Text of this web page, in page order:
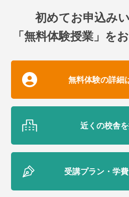
初めてお申込み
「無料体験授業」を
無料体験の詳細
近くの校舎
受講プラン・学